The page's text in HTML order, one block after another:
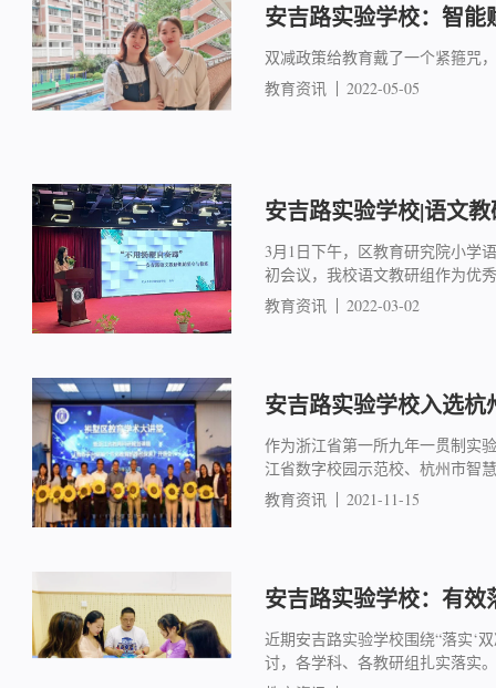
安吉路实验学校：智
双减政策给教育戴了一个紧箍咒
教育资讯
2022-05-05
安吉路实验学校|语文
3月1日下午，区教育研究院小学
初会议，我校语文教研组作为优
教育资讯
2022-03-02
安吉路实验学校入选
作为浙江省第一所九年一贯制实
江省数字校园示范校、杭州市智
教育资讯
2021-11-15
安吉路实验学校：有
近期安吉路实验学校围绕“落实‘
讨，各学科、各教研组扎实落实